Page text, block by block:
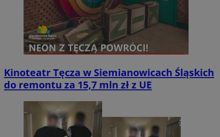
Kinoteatr Tęcza w Siemianowicach Śląskich
do remontu za 15,7 mln zł z UE